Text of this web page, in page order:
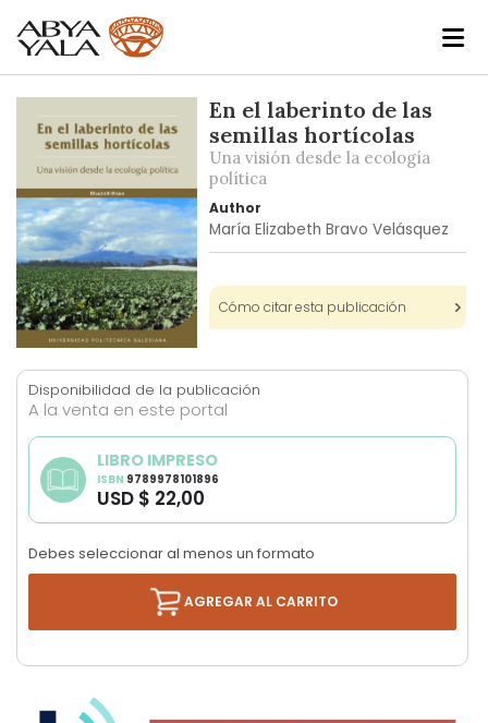
end
of
the
images
gallery
to
the
of
the
images
gallery
En el laberinto de las
semillas hortícolas
Una visión desde la ecología
política
Author
María Elizabeth Bravo Velásquez
Cómo citar esta publicación
Disponibilidad de la publicación
A la venta en este portal
LIBRO IMPRESO
ISBN 9789978101896
USD $ 22,00
Debes seleccionar al menos un formato
AGREGAR AL CARRITO